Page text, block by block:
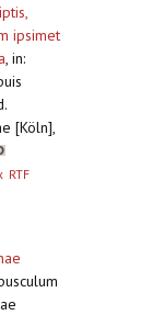
ipsimet
, in:
[Köln],
RTF